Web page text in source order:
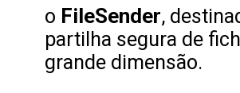
o FileSender,
partilha segura de
grande dimensão.